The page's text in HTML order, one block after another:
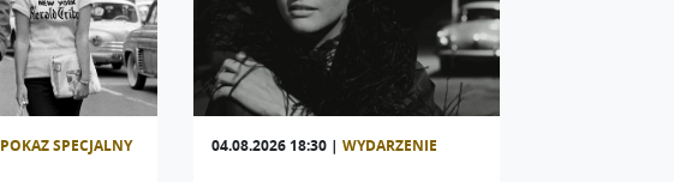
POKAZ SPECJALNY 04.08.2026 18:30| WYDARZENIE